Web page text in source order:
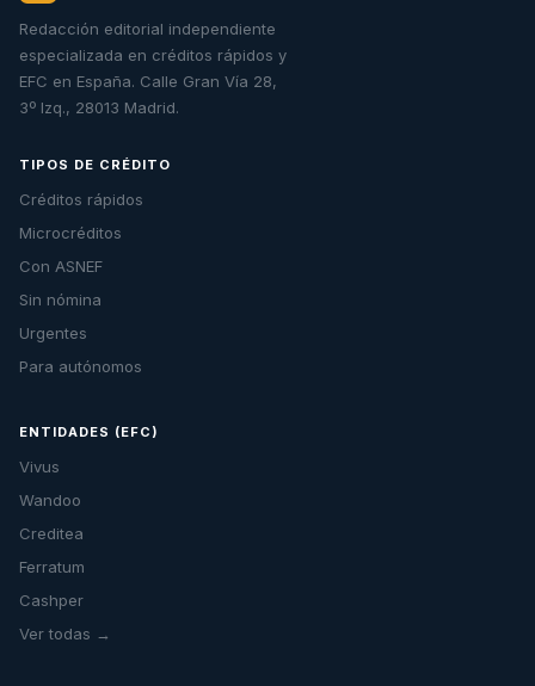
Redacción editorial independiente
especializada en créditos rápidos y
EFC en España. Calle Gran Vía 28,
3º Izq., 28013 Madrid.
TIPOS DE CRÉDITO
Créditos rápidos
Microcréditos
Con ASNEF
Sin nómina
Urgentes
Para autónomos
ENTIDADES (EFC)
Vivus
Wandoo
Creditea
Ferratum
Cashper
Ver todas →